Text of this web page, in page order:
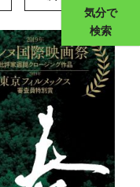
気分で
検索